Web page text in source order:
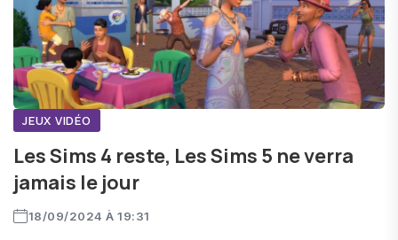
JEUX VIDÉO
Les Sims 4 reste, Les Sims 5 ne verra
jamais le jour
18/09/2024 À 19:31